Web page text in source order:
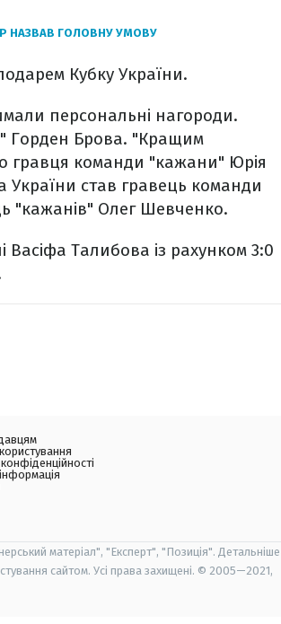
НАЗВАВ ГОЛОВНУ УМОВУ
Кубку України.
персональні нагороди.
Горден Брова. "Кращим
гравця команди "кажани" Юрія
став гравець команди
"кажанів" Олег Шевченко.
Васіфа Талибова із рахунком 3:0
матеріал", "Експерт", "Позиція". Детальніше
сайтом. Усі права захищені. © 2005—2021,